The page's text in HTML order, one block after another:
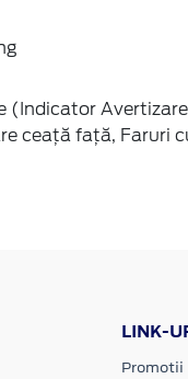
(Indicator
ceaţă faţă, Faruri
LINK-
Promotii